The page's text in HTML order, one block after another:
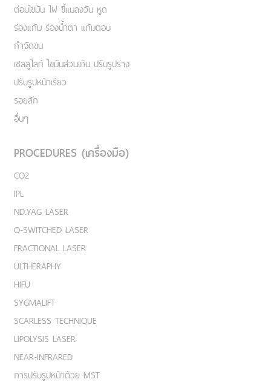
ต่อมไขมัน ไฝ ขี้แมลงวัน หูด
ร่องแก้ม ร่องน้ำตา แก้มตอบ
กำจัดขน
เชลลูไลท์ ไขมันส่วนเกิน ปรับรูปร่าง
ปรับรูปหน้าเรียว
รอยสัก
อื่นๆ
PROCEDURES (เครื่องมือ)
CO2
IPL
ND:YAG LASER
Q-SWITCHED LASER
FRACTIONAL LASER
ULTHERAPHY
HIFU
SYGMALIFT
SCARLESS TECHNIQUE
LIPOLYSIS LASER
NEAR-INFRARED
การปรับรูปหน้าด้วย MST